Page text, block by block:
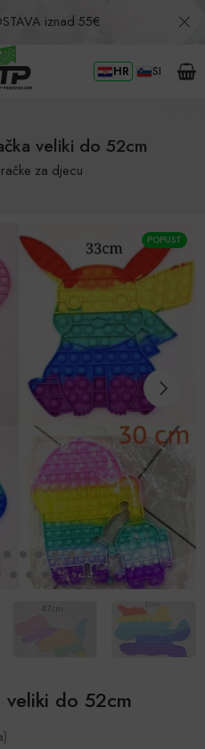
iznad 55€
od 30 dana! HR SI
veliki do 52cm
za djecu
POPUST
do 52cm